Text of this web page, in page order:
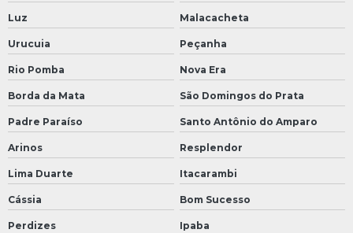
Luz Malacacheta
Urucuia Peçanha
Rio Pomba Nova Era
Borda da Mata São Domingos do Prata
Padre Paraíso Santo Antônio do Amparo
Arinos Resplendor
Lima Duarte Itacarambi
Cássia Bom Sucesso
Perdizes Ipaba